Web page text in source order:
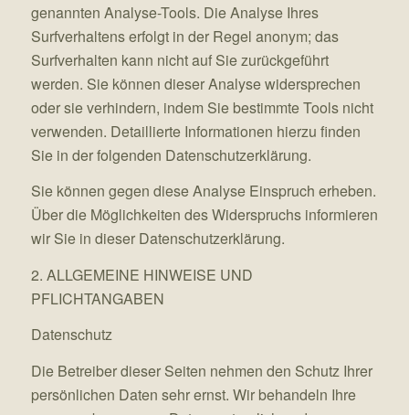
genannten Analyse-Tools. Die Analyse Ihres
Surfverhaltens erfolgt in der Regel anonym; das
Surfverhalten kann nicht auf Sie zurückgeführt
werden. Sie können dieser Analyse widersprechen
oder sie verhindern, indem Sie bestimmte Tools nicht
verwenden. Detaillierte Informationen hierzu finden
Sie in der folgenden Datenschutzerklärung.
Sie können gegen diese Analyse Einspruch erheben.
Über die Möglichkeiten des Widerspruchs informieren
wir Sie in dieser Datenschutzerklärung.
2. ALLGEMEINE HINWEISE UND
PFLICHTANGABEN
Datenschutz
Die Betreiber dieser Seiten nehmen den Schutz Ihrer
persönlichen Daten sehr ernst. Wir behandeln Ihre